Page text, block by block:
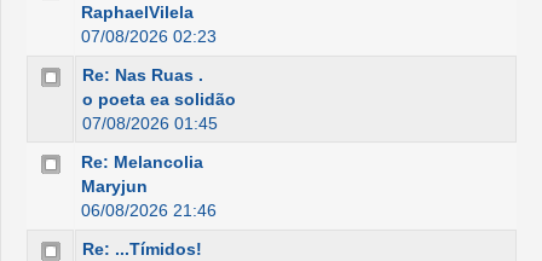
RaphaelVilela
07/08/2026 02:23
Re: Nas Ruas .
o poeta ea solidão
07/08/2026 01:45
Re: Melancolia
Maryjun
06/08/2026 21:46
Re: ...Tímidos!